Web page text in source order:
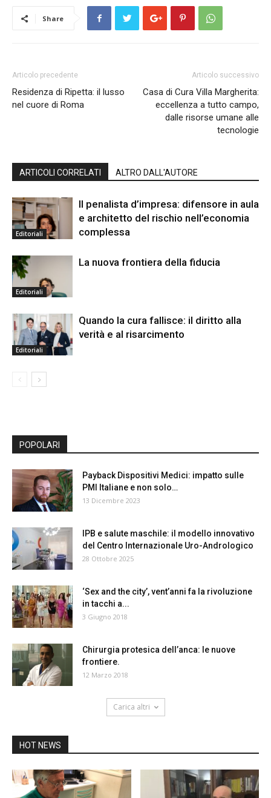
Share
Articolo precedente
Residenza di Ripetta: il lusso
nel cuore di Roma
Articolo successivo
Casa di Cura Villa Margherita:
eccellenza a tutto campo,
dalle risorse umane alle
tecnologie
ARTICOLI CORRELATI ALTRO DALL'AUTORE
Editoriali
Il penalista d’impresa: difensore in aula
e architetto del rischio nell’economia
complessa
Editoriali
La nuova frontiera della fiducia
Editoriali
Quando la cura fallisce: il diritto alla
verità e al risarcimento
POPOLARI
Payback Dispositivi Medici: impatto sulle
PMI Italiane e non solo…
13 Dicembre 2023
IPB e salute maschile: il modello innovativo
del Centro Internazionale Uro-Andrologico
28 Ottobre 2025
‘Sex and the city’, vent’anni fa la rivoluzione
in tacchi a...
3 Giugno 2018
Chirurgia protesica dell’anca: le nuove
frontiere.
12 Marzo 2018
Carica altri
HOT NEWS